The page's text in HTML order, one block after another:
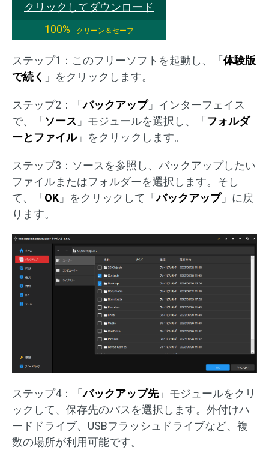
クリックしてダウンロード
100%
クリーン＆セーフ
ステップ1：このフリーソフトを起動し、「 体験版
で続く 」をクリックします。
ステップ2：「バックアップ」インターフェイス
で、「 ソース 」モジュールを選択し、「 フォルダ
ーとファイル」をクリックします。
ステップ3：ソースを参照し、バックアップしたい
ファイルまたはフォルダーを選択します。そし
て、「 OK 」をクリックして「バックアップ」に戻
ります。
ステップ4：「バックアップ先」モジュールをクリ
ックして、保存先のパスを選択します。外付けハ
ードドライブ、USBフラッシュドライブなど、複
数の場所が利用可能です。